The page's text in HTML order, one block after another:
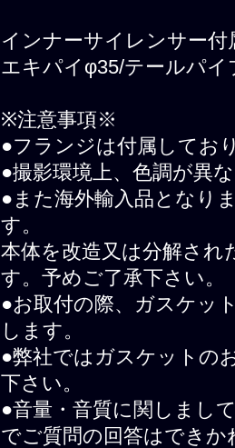
インナーサイレンサー付
エキパイφ35/テールパイ
※注意事項※
●フランジは付属してお
●撮影環境上、色調が異
●また海外輸入品となり
す。
本体を改造又は分解され
す。予めご了承下さい。
●お取付の際、ガスケッ
します。
●弊社ではガスケットの
下さい。
●音量・音質に関しまし
でご質問の回答はでき